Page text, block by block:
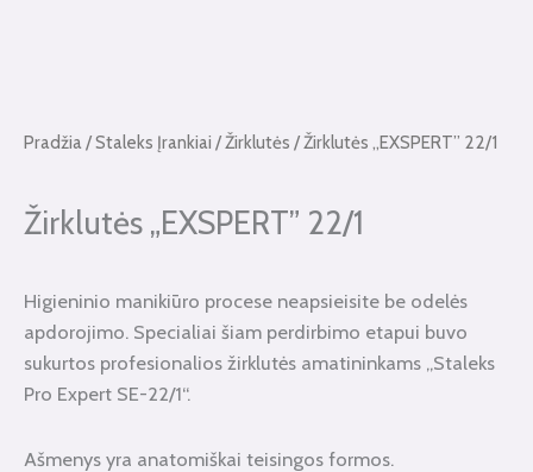
Pradžia/Staleks Įrankiai /Žirklutės / Žirklutės „EXSPERT” 22/1
Žirklutės „EXSPERT” 22/1
Higieninio manikiūro procese neapsieisite be odelės
apdorojimo. Specialiai šiam perdirbimo etapui buvo
sukurtos profesionalios žirklutės amatininkams „Staleks
Pro Expert SE-22/1“.
Ašmenys yra anatomiškai teisingos formos.